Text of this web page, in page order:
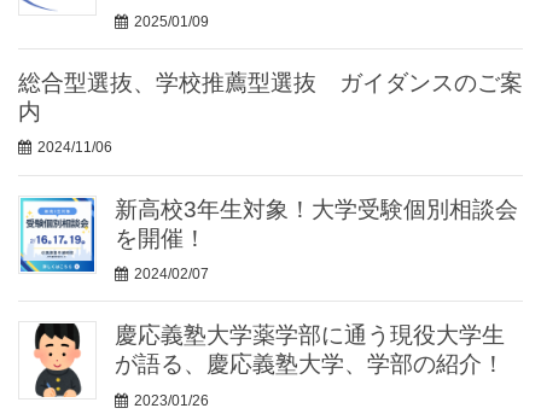
2025/01/09
総合型選抜、学校推薦型選抜 ガイダンスのご案
内
2024/11/06
新高校3年生対象！大学受験個別相談会
を開催！
2024/02/07
慶応義塾大学薬学部に通う現役大学生
が語る、慶応義塾大学、学部の紹介！
2023/01/26